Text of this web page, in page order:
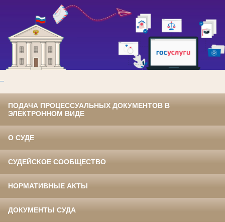
ПОДАЧА ПРОЦЕССУАЛЬНЫХ ДОКУМЕНТОВ В
ЭЛЕКТРОННОМ ВИДЕ
О СУДЕ
СУДЕЙСКОЕ СООБЩЕСТВО
НОРМАТИВНЫЕ АКТЫ
ДОКУМЕНТЫ СУДА